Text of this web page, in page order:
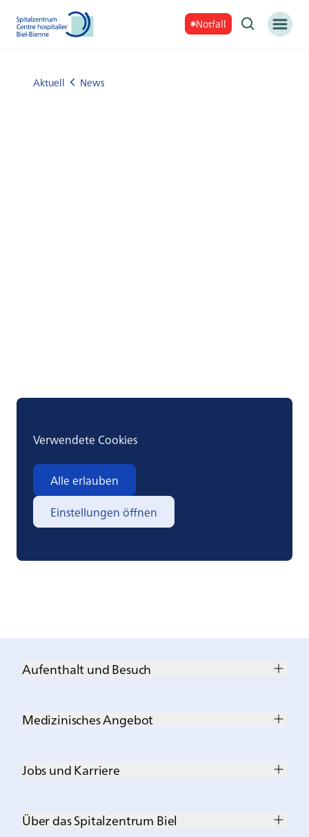
Notfall
Aktuell News
Verwendete Cookies
Alle erlauben
Einstellungen öffnen
Aufenthalt und Besuch
Medizinisches Angebot
Jobs und Karriere
Über das Spitalzentrum Biel